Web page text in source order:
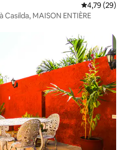
Évaluation
4,79 (29)
Casilda, MAISON ENTIÈRE